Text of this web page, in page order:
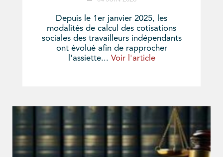
Depuis le 1er janvier 2025, les
modalités de calcul des cotisations
sociales des travailleurs indépendants
ont évolué afin de rapprocher
l'assiette... Voir l'article